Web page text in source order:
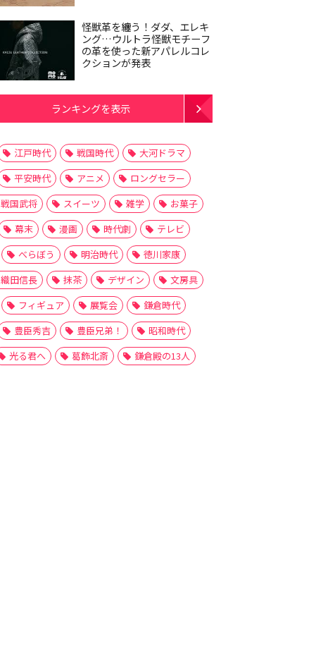
怪獣革を纏う！ダダ、エレキ
ング…ウルトラ怪獣モチーフ
の革を使った新アパレルコレ
クションが発表
ランキングを表示
江戸時代 戦国時代
大河ドラマ
平安時代
アニメ
ロングセラー
戦国武将
スイーツ 雑学
お菓子
幕末
漫画 時代劇
テレビ
べらぼう
明治時代
徳川家康
織田信長
抹茶 デザイン
文房具
フィギュア
展覧会
鎌倉時代
豊臣秀吉
豊臣兄弟！
昭和時代
光る君へ
葛飾北斎 鎌倉殿の13人